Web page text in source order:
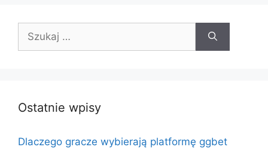
Ostatnie wpisy
Dlaczego gracze wybierają platformę ggbet